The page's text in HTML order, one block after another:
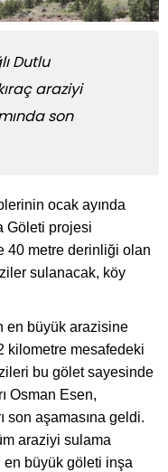
Dutlu
araziyi
son
ocak ayında
Göleti projesi
40 metre derinliği olan
sulanacak, köy
en büyük arazisine
kilometre mesafedeki
bu gölet sayesinde
Osman Esen,
son aşamasına geldi.
araziyi sulama
büyük göleti inşa